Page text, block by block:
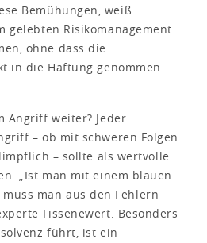
Bemühungen, weiß
gelebten Risikomanagement
ohne dass die
in die Haftung genommen
Angriff weiter? Jeder
– ob mit schweren Folgen
– sollte als wertvolle
„Ist man mit einem blauen
man aus den Fehlern
Fissen­ewert. Besonders
führt, ist ein